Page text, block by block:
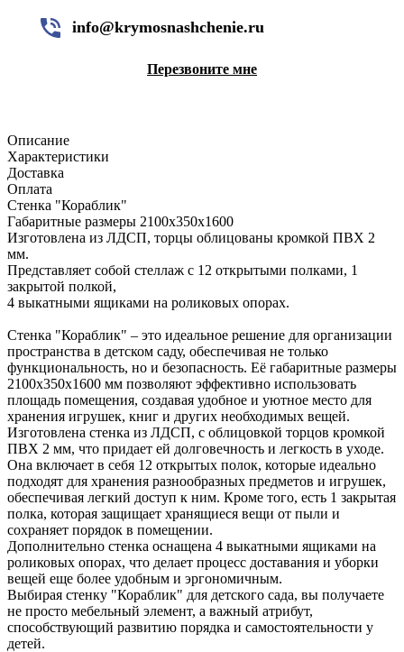
info@krymosnashchenie.ru
Перезвоните мне
Описание
Характеристики
Доставка
Оплата
Стенка "Кораблик"
Габаритные размеры 2100х350х1600
Изготовлена из ЛДСП, торцы облицованы кромкой ПВХ 2
мм.
Представляет собой стеллаж с 12 открытыми полками, 1
закрытой полкой,
4 выкатными ящиками на роликовых опорах.
Стенка "Кораблик" – это идеальное решение для организации
пространства в детском саду, обеспечивая не только
функциональность, но и безопасность. Её габаритные размеры
2100х350х1600 мм позволяют эффективно использовать
площадь помещения, создавая удобное и уютное место для
хранения игрушек, книг и других необходимых вещей.
Изготовлена стенка из ЛДСП, с облицовкой торцов кромкой
ПВХ 2 мм, что придает ей долговечность и легкость в уходе.
Она включает в себя 12 открытых полок, которые идеально
подходят для хранения разнообразных предметов и игрушек,
обеспечивая легкий доступ к ним. Кроме того, есть 1 закрытая
полка, которая защищает хранящиеся вещи от пыли и
сохраняет порядок в помещении.
Дополнительно стенка оснащена 4 выкатными ящиками на
роликовых опорах, что делает процесс доставания и уборки
вещей еще более удобным и эргономичным.
Выбирая стенку "Кораблик" для детского сада, вы получаете
не просто мебельный элемент, а важный атрибут,
способствующий развитию порядка и самостоятельности у
детей.